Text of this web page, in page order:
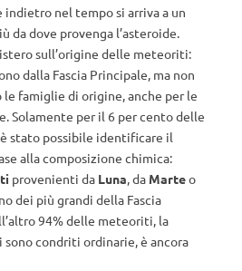
nel tempo si arriva a un
da dove provenga l’asteroide.
sull’origine delle meteoriti:
dalla Fascia Principale, ma non
le famiglie di origine, anche per le
Solamente per il 6 per cento delle
stato possibile identificare il
alla composizione chimica:
provenienti da Luna, da Marteo
dei più grandi della Fascia
94% delle meteoriti, la
condriti ordinarie, è ancora